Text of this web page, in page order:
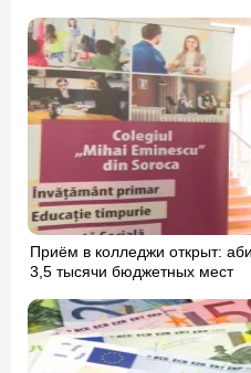
Приём в колледжи открыт:
3,5 тысячи бюджетных мест